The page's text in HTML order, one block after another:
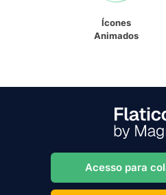
Ícones
Animados
Acesso para